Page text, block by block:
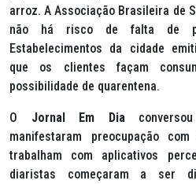
arroz. A Associação Brasileira de
não há risco de falta de
Estabelecimentos da cidade
que os clientes façam
possibilidade de quarentena.
O Jornal Em Dia
manifestaram preocupação
trabalham com aplicativos
diaristas começaram a ser